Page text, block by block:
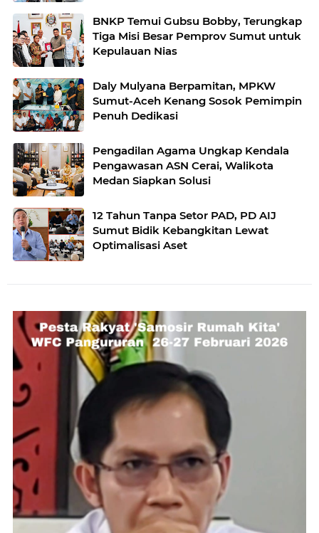
BNKP Temui Gubsu Bobby, Terungkap
Tiga Misi Besar Pemprov Sumut untuk
Kepulauan Nias
Daly Mulyana Berpamitan, MPKW
Sumut-Aceh Kenang Sosok Pemimpin
Penuh Dedikasi
Pengadilan Agama Ungkap Kendala
Pengawasan ASN Cerai, Walikota
Medan Siapkan Solusi
12 Tahun Tanpa Setor PAD, PD AIJ
Sumut Bidik Kebangkitan Lewat
Optimalisasi Aset